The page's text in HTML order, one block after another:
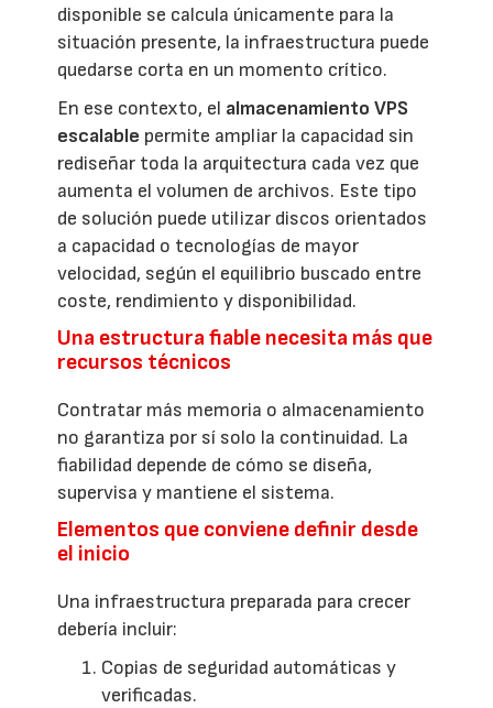
disponible se calcula únicamente para la
situación presente, la infraestructura puede
quedarse corta en un momento crítico.
En ese contexto, el almacenamiento VPS
escalable permite ampliar la capacidad sin
rediseñar toda la arquitectura cada vez que
aumenta el volumen de archivos. Este tipo
de solución puede utilizar discos orientados
a capacidad o tecnologías de mayor
velocidad, según el equilibrio buscado entre
coste, rendimiento y disponibilidad.
Una estructura fiable necesita más que
recursos técnicos
Contratar más memoria o almacenamiento
no garantiza por sí solo la continuidad. La
fiabilidad depende de cómo se diseña,
supervisa y mantiene el sistema.
Elementos que conviene definir desde
el inicio
Una infraestructura preparada para crecer
debería incluir:
Copias de seguridad automáticas y
verificadas.